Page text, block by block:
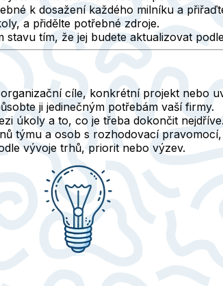
k dosažení každého milníku a
a přidělte potřebné zdroje.
stavu tím, že jej budete aktualizovat
cíle, konkrétní projekt nebo
ji jedinečným potřebám vaší firmy.
úkoly a to, co je třeba dokončit nejdříve.
týmu a osob s rozhodovací
vývoje trhů, priorit nebo výzev.